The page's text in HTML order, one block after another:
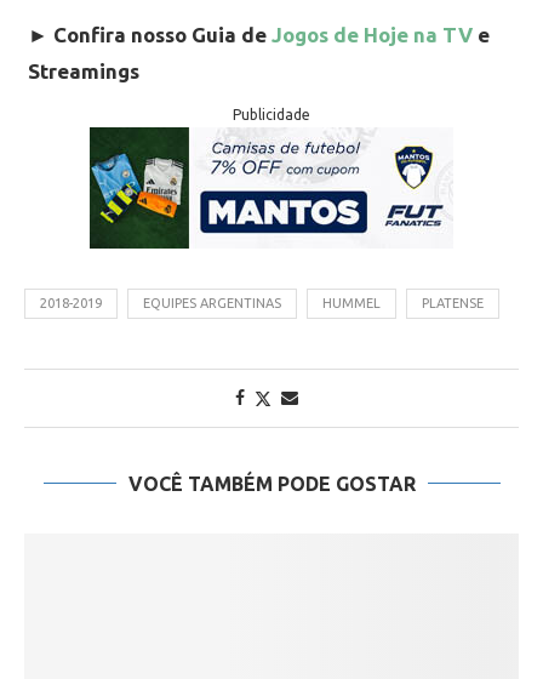
► Confira nosso Guia de Jogos de Hoje na TV e
Streamings
Publicidade
2018-2019 EQUIPES ARGENTINAS HUMMEL PLATENSE
VOCÊ TAMBÉM PODE GOSTAR